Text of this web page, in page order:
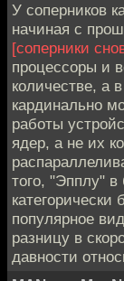
У соперников
начиная с
[соперники
процессоры и
количестве, а
кардинально
работы
ядер, а не их
того, "Эпплу" в
популярное
разницу в
давности